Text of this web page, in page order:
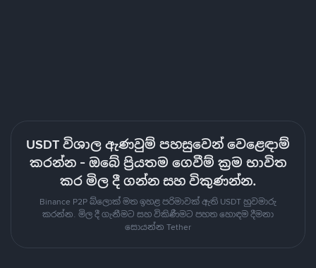
USDT විශාල ඇණවුම් පහසුවෙන් වෙළෙඳාම්
කරන්න - ඔබේ ප්‍රියතම ගෙවීම් ක්‍රම භාවිත
කර මිල දී ගන්න සහ විකුණන්න.
Binance P2P බ්ලොක් මත ඉහළ පරිමාවක් ඇති USDT හුවමාරු
කරන්න. මිල දී ගැනීමට සහ විකිණීමට පහත හොඳම දීමනා
සොයන්න Tether